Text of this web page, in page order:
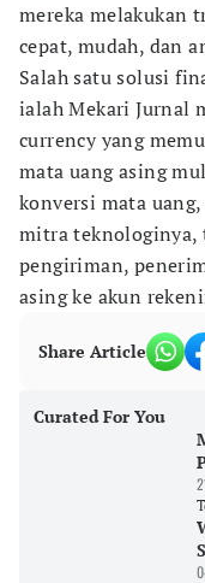
mereka melakukan
cepat, mudah, dan
Salah satu solusi
ialah Mekari Jurnal
currency yang
mata uang asing
konversi mata
mitra teknologinya,
pengiriman,
asing ke akun
Share Article
Curated For You